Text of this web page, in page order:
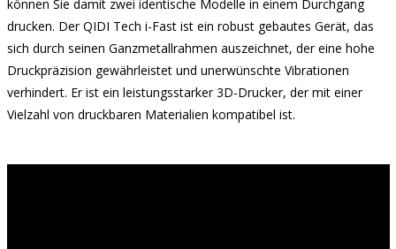
können Sie damit zwei identische Modelle in einem Durchgang
drucken. Der QIDI Tech i-Fast ist ein robust gebautes Gerät, das
sich durch seinen Ganzmetallrahmen auszeichnet, der eine hohe
Druckpräzision gewährleistet und unerwünschte Vibrationen
verhindert. Er ist ein leistungsstarker 3D-Drucker, der mit einer
Vielzahl von druckbaren Materialien kompatibel ist.